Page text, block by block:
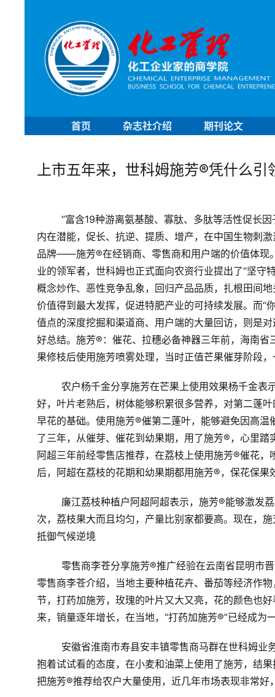
首页 杂志社介绍 期刊论文
上市五年来，世科姆施芳®凭什么引
“富含19种游离氨基酸、寡肽、多肽等活性促长
内在潜能，促长、抗逆、提质、增产，在中国生物刺
品牌——施芳®在经销商、零售商和用户端的价值体现
业的领军者，世科姆也正式面向农资行业提出了“坚守
概念炒作、恶性竞争乱象，回归产品品质，扎根田间
价值得到最大发挥，促进特肥产业的可持续发展。而“
值点的深度挖掘和渠道商、用户端的大量回访，则是
好总结。 施芳® ：催花、拉穗必备神器三年前，海南省
果修枝后使用施芳喷雾处理，当时正值芒果催芽阶段
农户杨千金分享施芳在芒果上使用效果杨千金表
好，叶片老熟后，树体能够积累很多营养，对第二蓬
早花的基础。使用施芳®催第二蓬叶，能够避免因高温
了三年，从催芽、催花到 幼果期，用了施芳®，心里踏
阿超三年前经零售店推荐，在荔枝上使用施芳®催花
后，阿超在荔枝的花期和幼果期都用施芳®，保花保果
廉江荔枝种植户阿超阿超表示，施芳®能够激发
次，荔枝果大而且均匀，产量比别家都要高。现在，
抵御气候逆境
零售商李苍分享施芳®推广经验在云南省昆明市
零售商李苍介绍，当地主要种植花卉、番茄等经济作
节，打药加施芳，玫瑰的叶片又大又亮，花的颜色也
来，销量逐年增长，在当地，“打药加施芳®”已经成为
安徽省淮南市寿县安丰镇零售商马群在世科姆业
抱着试试看的态度，在小麦和油菜上使用了施芳，结
把施芳®推荐给农户大量使用，近几年市场表现非常好